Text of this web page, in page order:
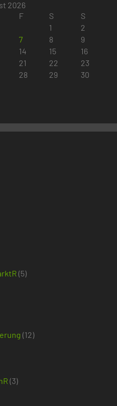
2026
F S
S
1
2
7 8
9
14 15
16
21 22
23
28 29
30
(5)
(12)
(3)